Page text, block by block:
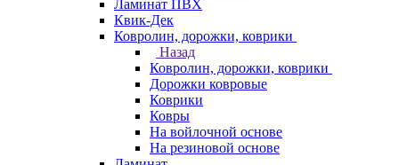
Ламинат ПВХ
Квик-Дек
Ковролин, дорожки, коврики
Назад
Ковролин, дорожки, коврики
Дорожки ковровые
Коврики
Ковры
На войлочной основе
На резиновой основе